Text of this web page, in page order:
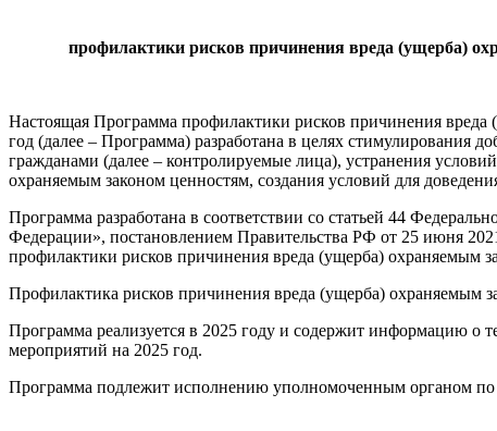
профилактики рисков причинения вреда (ущерба)
Настоящая Программа профилактики рисков причинения вреда
год (далее – Программа) разработана в целях стимулирования
гражданами (далее – контролируемые лица), устранения
охраняемым законом ценностям, создания условий для
Программа разработана в соответствии со статьей 44
Федерации», постановлением Правительства РФ от 25 июня
профилактики рисков причинения вреда (ущерба) охраняемым
Профилактика рисков причинения вреда (ущерба) охраняемым
Программа реализуется в 2025 году и содержит информацию о
мероприятий на 2025 год.
Программа подлежит исполнению уполномоченным органом по